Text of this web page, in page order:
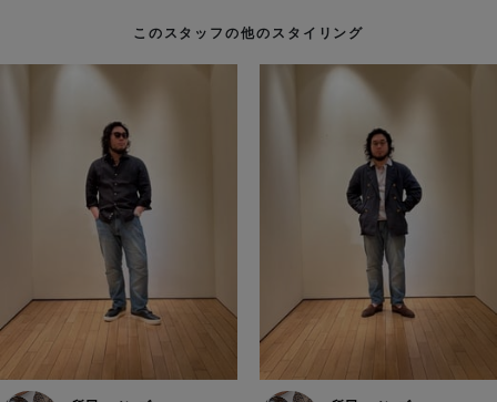
このスタッフの他のスタイリング